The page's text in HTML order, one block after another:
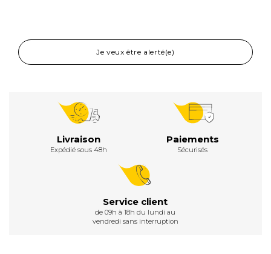
Je veux être alerté(e)
Livraison
Expédié sous 48h
Paiements
Sécurisés
Service client
de 09h à 18h du lundi au
vendredi sans interruption